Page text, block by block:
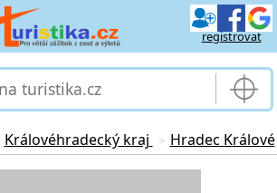
registrovat
Královéhradecký kraj > Hradec Králové